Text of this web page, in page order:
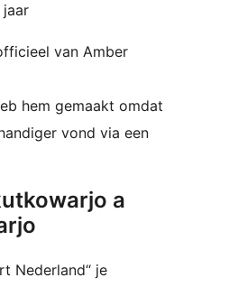
jaar
van Amber
hem gemaakt omdat
vond via een
a
Nederland“ je